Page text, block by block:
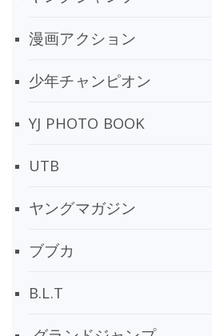
漫画アクション
少年チャンピオン
YJ PHOTO BOOK
UTB
ヤングマガジン
ブブカ
B.L.T